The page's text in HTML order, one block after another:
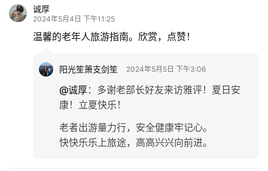
诚厚
2024年5月4日 下午11:25
温馨的老年人旅游指南。欣赏，点赞！
阳光笙箫支剑笙 2024年5月5日 下午3:06
@诚厚： 多谢老部长好友来访雅评！夏日安
康！立夏快乐！
老者出游量力行，安全健康牢记心。
快快乐乐上旅途，高高兴兴向前进。